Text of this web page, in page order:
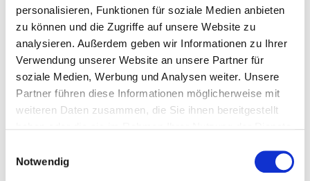
personalisieren, Funktionen für soziale Medien anbieten
zu können und die Zugriffe auf unsere Website zu
analysieren. Außerdem geben wir Informationen zu Ihrer
Verwendung unserer Website an unsere Partner für
soziale Medien, Werbung und Analysen weiter. Unsere
Partner führen diese Informationen möglicherweise mit
weiteren Daten zusammen, die Sie ihnen bereitgestellt
Notwendig
10. Juli 2026
Weiterlesen